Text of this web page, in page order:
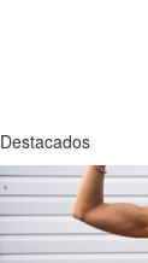
Destacados